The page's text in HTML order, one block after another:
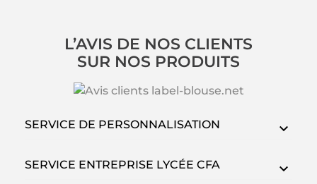
L’AVIS DE NOS CLIENTS
SUR NOS PRODUITS
SERVICE DE PERSONNALISATION
SERVICE ENTREPRISE LYCÉE CFA